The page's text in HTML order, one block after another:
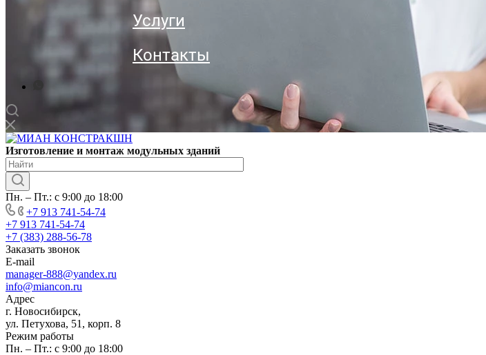
Услуги
Контакты
Изготовление и монтаж модульных зданий
Пн. – Пт.: с 9:00 до 18:00
+7 913 741-54-74
+7 913 741-54-74
+7 (383) 288-56-78
Заказать звонок
E-mail
manager-888@yandex.ru
info@miancon.ru
Адрес
г. Новосибирск,
ул. Петухова, 51, корп. 8
Режим работы
Пн. – Пт.: с 9:00 до 18:00